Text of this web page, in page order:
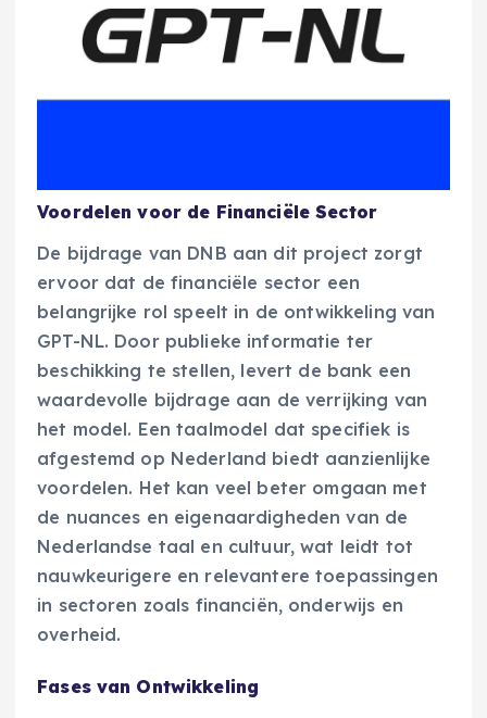
Voordelen voor de Financiële Sector
De bijdrage van DNB aan dit project zorgt
ervoor dat de financiële sector een
belangrijke rol speelt in de ontwikkeling van
GPT-NL. Door publieke informatie ter
beschikking te stellen, levert de bank een
waardevolle bijdrage aan de verrijking van
het model. Een taalmodel dat specifiek is
afgestemd op Nederland biedt aanzienlijke
voordelen. Het kan veel beter omgaan met
de nuances en eigenaardigheden van de
Nederlandse taal en cultuur, wat leidt tot
nauwkeurigere en relevantere toepassingen
in sectoren zoals financiën, onderwijs en
overheid.
Fases van Ontwikkeling